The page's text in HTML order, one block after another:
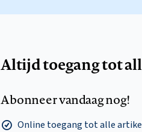
Altijd toegang tot
Abonneer vandaag nog!
Online toegang tot alle